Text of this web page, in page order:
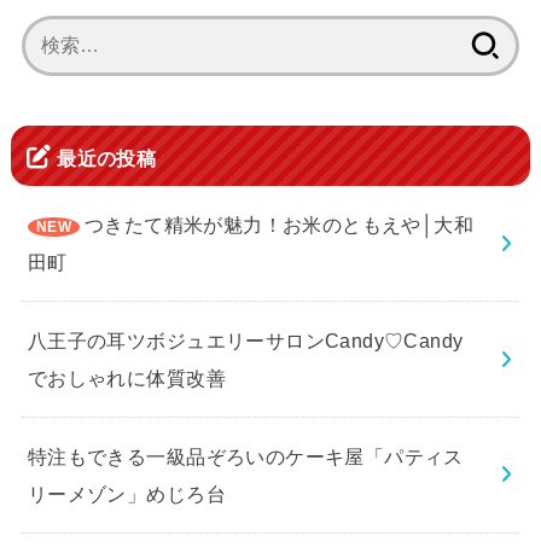
索:
最近の投稿
つきたて精米が魅力！お米のともえや│大和
田町
八王子の耳ツボジュエリーサロンCandy♡Candy
でおしゃれに体質改善
特注もできる一級品ぞろいのケーキ屋「パティス
リーメゾン」めじろ台